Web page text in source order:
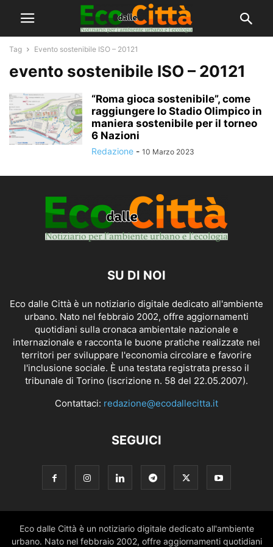
Tag Evento sostenibile ISO – 20121
evento sostenibile ISO – 20121
“Roma gioca sostenibile”, come
raggiungere lo Stadio Olimpico in
maniera sostenibile per il torneo
6 Nazioni
Redazione - 10 Marzo 2023
SU DI NOI
Eco dalle Città è un notiziario digitale dedicato all'ambiente
urbano. Nato nel febbraio 2002, offre aggiornamenti
quotidiani sulla cronaca ambientale nazionale e
internazionale e racconta le buone pratiche realizzate nei
territori per sviluppare l'economia circolare e favorire
l'inclusione sociale. È una testata registrata presso il
tribunale di Torino (iscrizione n. 58 del 22.05.2007).
Contattaci: redazione@ecodallecitta.it
SEGUICI
Eco dalle Città è un notiziario digitale dedicato all'ambiente
urbano. Nato nel febbraio 2002, offre aggiornamenti quotidiani